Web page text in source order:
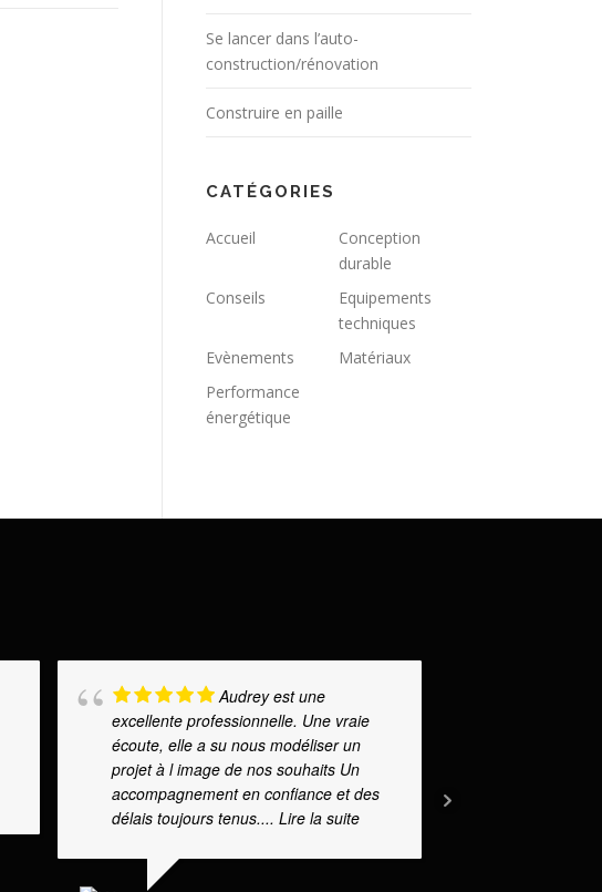
Se lancer dans l’auto-
construction/rénovation
Construire en paille
CATÉGORIES
Accueil
Conception
durable
Conseils
Equipements
techniques
Evènements
Matériaux
Performance
énergétique
Audrey est une
excellente professionnelle. Une vraie
écoute, elle a su nous modéliser un
projet à l image de nos souhaits Un
accompagnement en confiance et des
délais toujours tenus.... Lire la suite